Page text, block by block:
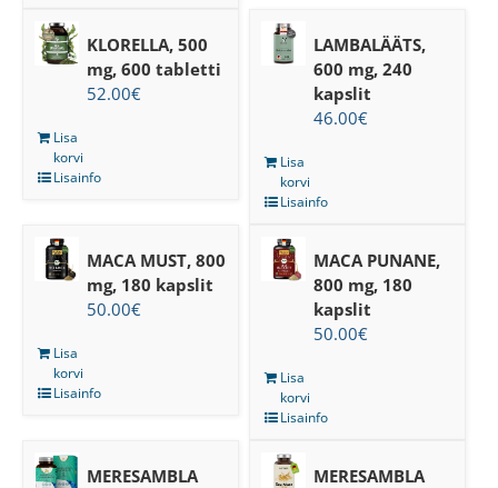
KLORELLA, 500
mg, 600 tabletti
52.00€
Lisa
korvi
Lisainfo
LAMBALÄÄTS,
600 mg, 240
kapslit
46.00€
Lisa
korvi
Lisainfo
MACA MUST, 800
mg, 180 kapslit
50.00€
Lisa
korvi
Lisainfo
MACA PUNANE,
800 mg, 180
kapslit
50.00€
Lisa
korvi
Lisainfo
MERESAMBLA
MERESAMBLA